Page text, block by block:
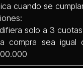
cuando se
solo a 3
compra sea igual